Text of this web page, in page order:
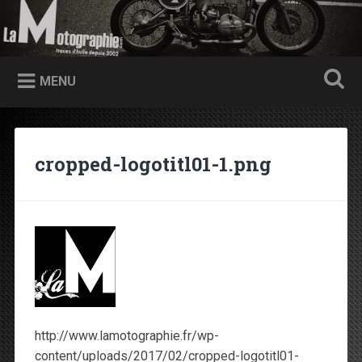
Accéder au contenu principal
Recherche
Traces d'huile depuis 2002
MENU
cropped-logotitl01-1.png
http://www.lamotographie.fr/wp-
content/uploads/2017/02/cropped-logotitl01-